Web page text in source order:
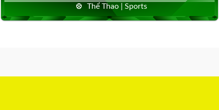
Thể Thao | Sports